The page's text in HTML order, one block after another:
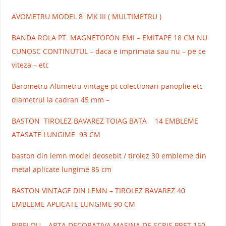
AVOMETRU MODEL 8 MK III ( MULTIMETRU )
BANDA ROLA PT. MAGNETOFON EMI – EMITAPE 18 CM NU
CUNOSC CONTINUTUL – daca e imprimata sau nu – pe ce
viteza – etc
Barometru Altimetru vintage pt colectionari panoplie etc
diametrul la cadran 45 mm –
BASTON TIROLEZ BAVAREZ TOIAG BATA 14 EMBLEME
ATASATE LUNGIME 93 CM
baston din lemn model deosebit / tirolez 30 embleme din
metal aplicate lungime 85 cm
BASTON VINTAGE DIN LEMN – TIROLEZ BAVAREZ 40
EMBLEME APLICATE LUNGIME 90 CM